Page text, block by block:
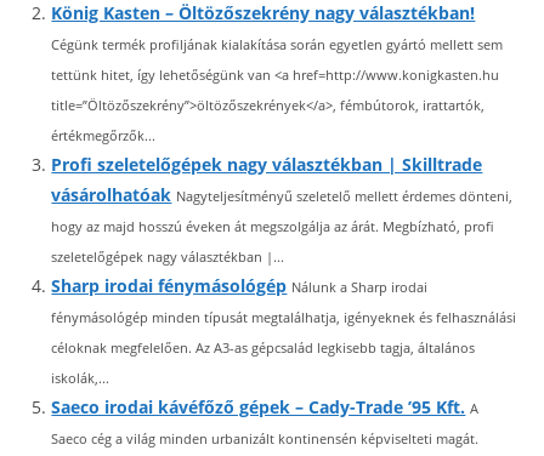
König Kasten – Öltözőszekrény nagy választékban!
Cégünk termék profiljának kialakítása során egyetlen gyártó mellett sem
tettünk hitet, így lehetőségünk van <a href=http://www.konigkasten.hu
title=”Öltözőszekrény”>öltözőszekrények</a>, fémbútorok, irattartók,
értékmegőrzők...
Profi szeletelőgépek nagy választékban | Skilltrade
vásárolhatóak Nagyteljesítményű szeletelő mellett érdemes dönteni,
hogy az majd hosszú éveken át megszolgálja az árát. Megbízható, profi
szeletelőgépek nagy választékban |...
Sharp irodai fénymásológép Nálunk a Sharp irodai
fénymásológép minden típusát megtalálhatja, igényeknek és felhasználási
céloknak megfelelően. Az A3-as gépcsalád legkisebb tagja, általános
iskolák,...
Saeco irodai kávéfőző gépek – Cady-Trade ’95 Kft. A
Saeco cég a világ minden urbanizált kontinensén képviselteti magát.